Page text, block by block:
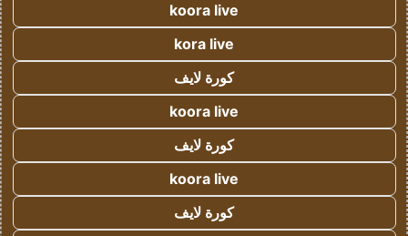
koora live
kora live
كورة لايف
koora live
كورة لايف
koora live
كورة لايف